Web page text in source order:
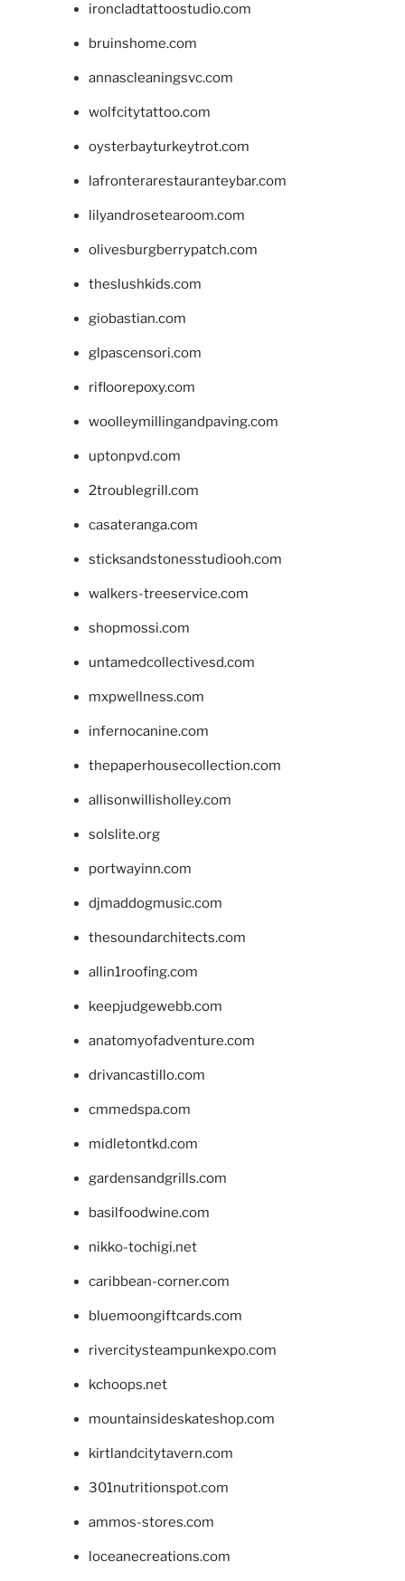
ironcladtattoostudio.com
bruinshome.com
annascleaningsvc.com
wolfcitytattoo.com
oysterbayturkeytrot.com
lafronterarestauranteybar.com
lilyandrosetearoom.com
olivesburgberrypatch.com
theslushkids.com
giobastian.com
glpascensori.com
rifloorepoxy.com
woolleymillingandpaving.com
uptonpvd.com
2troublegrill.com
casateranga.com
sticksandstonesstudiooh.com
walkers-treeservice.com
shopmossi.com
untamedcollectivesd.com
mxpwellness.com
infernocanine.com
thepaperhousecollection.com
allisonwillisholley.com
solslite.org
portwayinn.com
djmaddogmusic.com
thesoundarchitects.com
allin1roofing.com
keepjudgewebb.com
anatomyofadventure.com
drivancastillo.com
cmmedspa.com
midletontkd.com
gardensandgrills.com
basilfoodwine.com
nikko-tochigi.net
caribbean-corner.com
bluemoongiftcards.com
rivercitysteampunkexpo.com
kchoops.net
mountainsideskateshop.com
kirtlandcitytavern.com
301nutritionspot.com
ammos-stores.com
loceanecreations.com